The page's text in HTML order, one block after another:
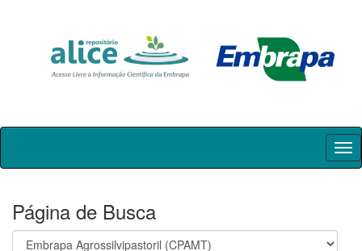
Skip
Página de Busca